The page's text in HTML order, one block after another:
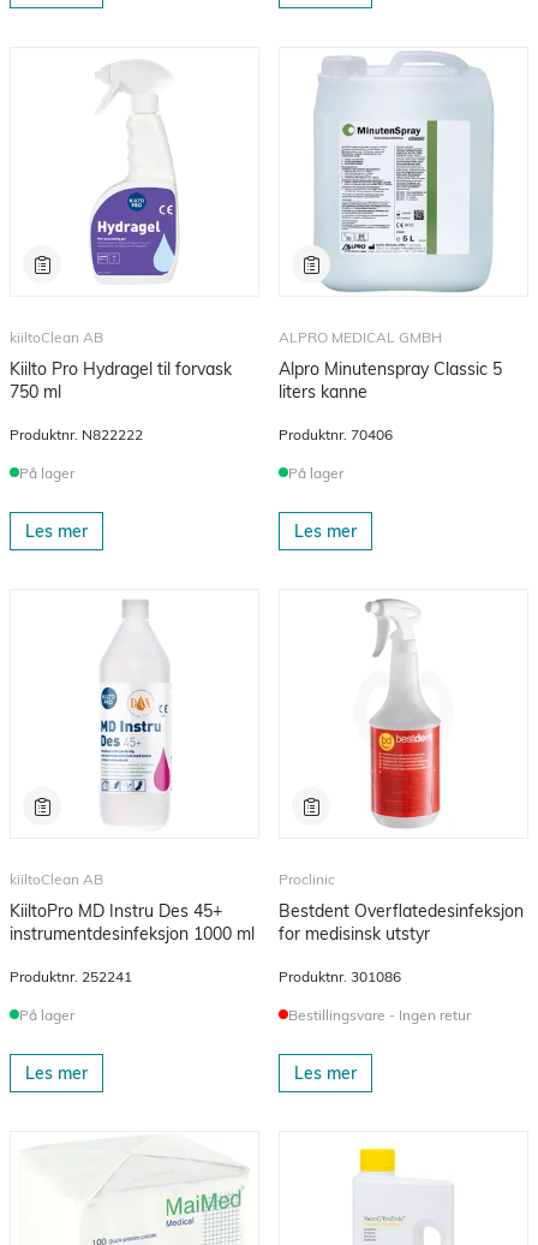
kiiltoClean AB
Kiilto Pro Hydragel til forvask
750 ml
Produktnr. N822222
På lager
Les mer
ALPRO MEDICAL GMBH
Alpro Minutenspray Classic 5
liters kanne
Produktnr. 70406
På lager
Les mer
kiiltoClean AB
KiiltoPro MD Instru Des 45+
instrumentdesinfeksjon 1000 ml
Produktnr. 252241
På lager
Les mer
Proclinic
Bestdent Overflatedesinfeksjon
for medisinsk utstyr
Produktnr. 301086
Bestillingsvare - Ingen retur
Les mer